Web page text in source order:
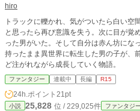
hiro
トラックに轢かれ、気がついたら白い空
と思ったら再び意識を失う。次に目が覚
った男がいた。そして自分は赤ん坊にな
持ったまま異世界に転生した男の子が、
ど注がれながら成長していく物語。
ファンタジー 連載中 長編 R15
24h.ポイント 21pt
小説 25,828 位 / 229,025件 ファンタジー